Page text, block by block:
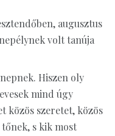
augusztus
volt tanúja
Hiszen oly
mind úgy
közös szeretet, közös
s kik most